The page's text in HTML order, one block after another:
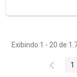
Exibindo 1 - 20 de
1